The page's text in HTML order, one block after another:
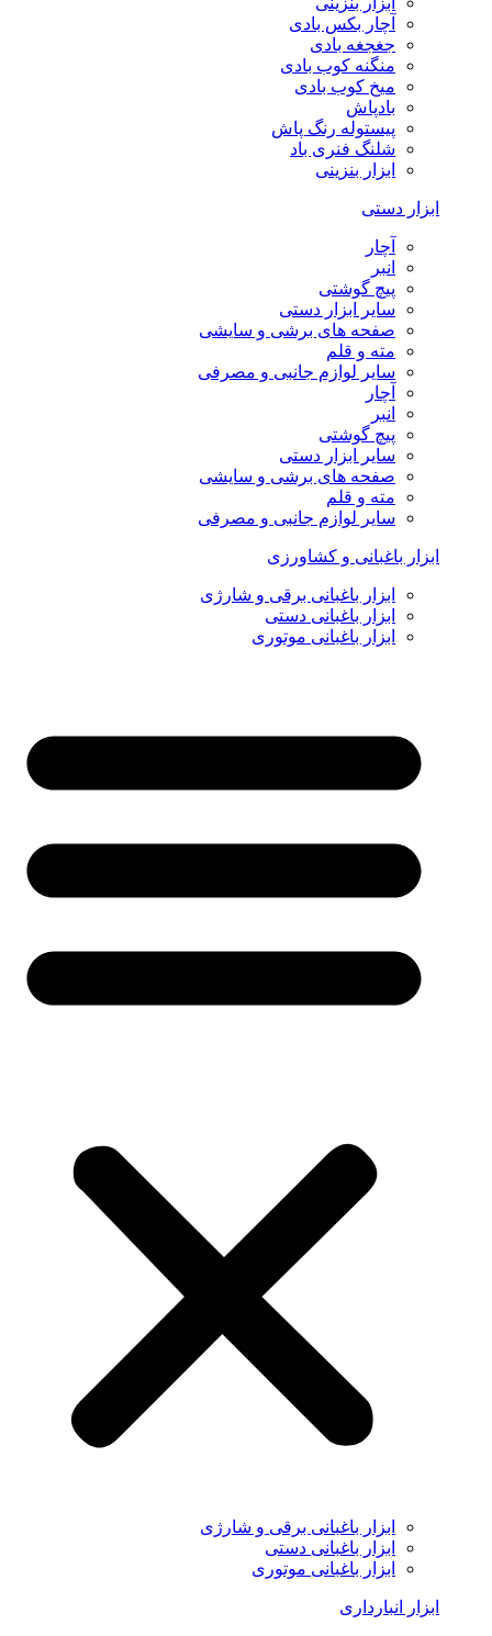
آچار بکس بادی
جغجغه بادی
منگنه کوب بادی
میخ کوب بادی
بادپاش
پیستوله رنگ پاش
شلنگ فنری باد
ابزار بنزینی
ابزار دستی
آچار
انبر
پیچ گوشتی
سایر ابزار دستی
صفحه های برشی و سایشی
مته و قلم
سایر لوازم جانبی و مصرفی
آچار
انبر
پیچ گوشتی
سایر ابزار دستی
صفحه های برشی و سایشی
مته و قلم
سایر لوازم جانبی و مصرفی
ابزار باغبانی و کشاورزی
ابزار باغبانی برقی و شارژی
ابزار باغبانی دستی
ابزار باغبانی موتوری
ابزار باغبانی برقی و شارژی
ابزار باغبانی دستی
ابزار باغبانی موتوری
ابزار انبارداری